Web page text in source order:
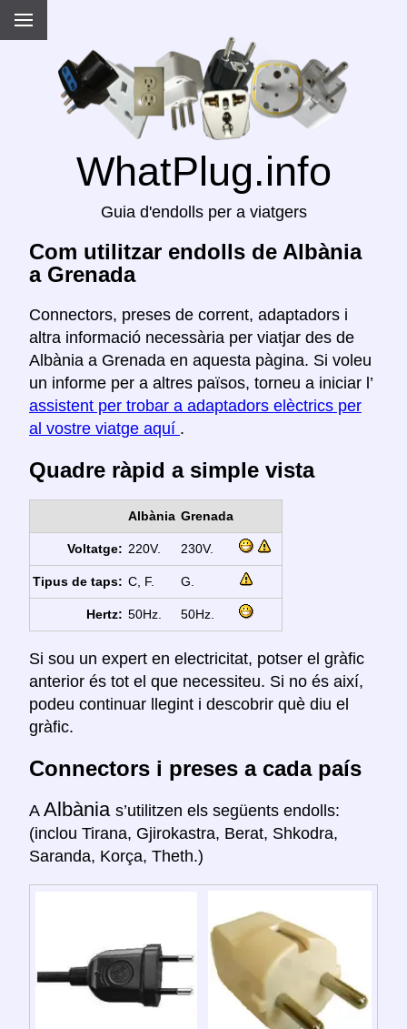
WhatPlug.info
Guia d'endolls per a viatgers
Com utilitzar endolls de Albània
a Grenada
Connectors, preses de corrent, adaptadors i
altra informació necessària per viatjar des de
Albània a Grenada en aquesta pàgina. Si voleu
un informe per a altres països, torneu a iniciar l’
assistent per trobar a adaptadors elèctrics per
al vostre viatge aquí .
Quadre ràpid a simple vista
Albània Grenada
Voltatge: 220V. 230V.
Tipus de taps: C, F. G.
Hertz: 50Hz. 50Hz.
Si sou un expert en electricitat, potser el gràfic
anterior és tot el que necessiteu. Si no és així,
podeu continuar llegint i descobrir què diu el
gràfic.
Connectors i preses a cada país
A Albània s’utilitzen els següents endolls:
(inclou Tirana, Gjirokastra, Berat, Shkodra,
Saranda, Korça, Theth.)